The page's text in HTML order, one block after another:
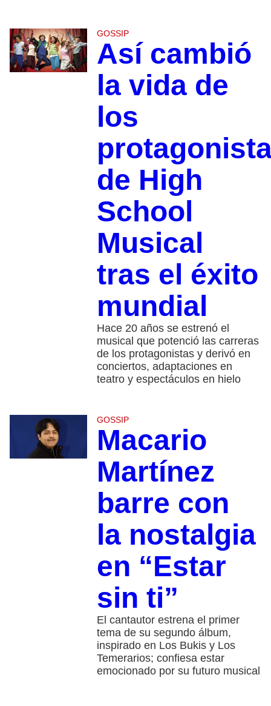
GOSSIP
Así cambió
la vida de
los
de High
School
Musical
tras el éxito
mundial
Hace 20 años se estrenó el
musical que potenció las carreras
de los protagonistas y derivó en
conciertos, adaptaciones en
teatro y espectáculos en hielo
GOSSIP
Macario
Martínez
barre con
la nostalgia
en “Estar
sin ti”
El cantautor estrena el primer
tema de su segundo álbum,
inspirado en Los Bukis y Los
Temerarios; confiesa estar
emocionado por su futuro musical